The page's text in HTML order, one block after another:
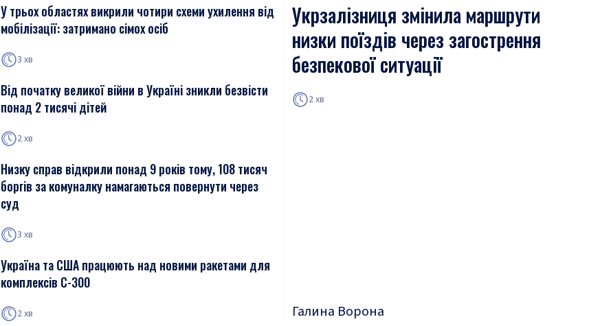
У трьох областях викрили чотири схеми ухилення від
мобілізації: затримано сімох осіб
3 хв
Від початку великої війни в Україні зникли безвісти
понад 2 тисячі дітей
2 хв
Низку справ відкрили понад 9 років тому, 108 тисяч
боргів за комуналку намагаються повернути через
суд
3 хв
Україна та США працюють над новими ракетами для
комплексів С-300
2 хв
Укрзалізниця змінила маршрути
низки поїздів через загострення
безпекової ситуації
2 хв
Галина Ворона